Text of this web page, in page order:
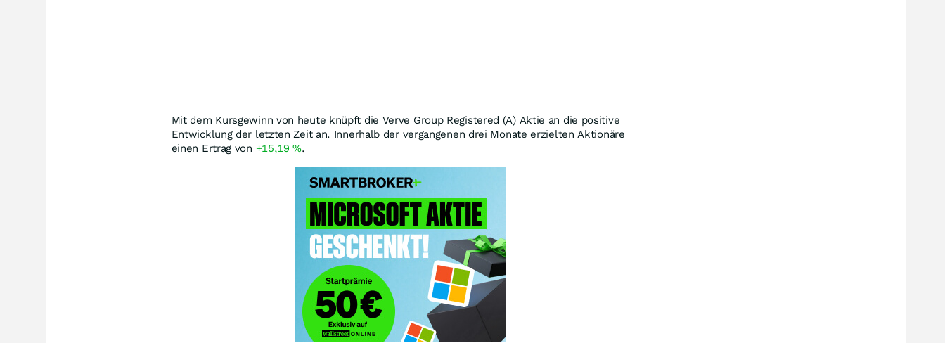
Mit dem Kursgewinn von heute knüpft die Verve Group Registered (A) Aktie an die positive
Entwicklung der letzten Zeit an. Innerhalb der vergangenen drei Monate erzielten Aktionäre
einen Ertrag von +15,19%.